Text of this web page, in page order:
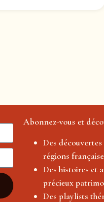
Abonnez-vous et
Des
régions
Des histoires et
précieux
Des playlists